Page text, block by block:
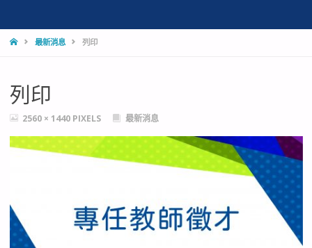
HOME最新消息 列印
列印
FULL2560 × 1440 PIXELS 最新消息